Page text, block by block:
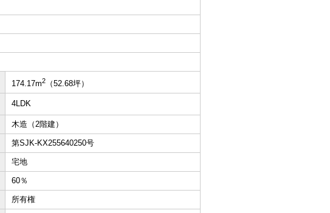
174.17m2 （52.68坪）
4LDK
木造（2階建）
第SJK-KX255640250号
宅地
60％
所有権